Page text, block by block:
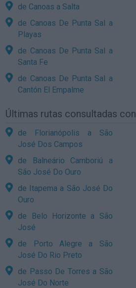
de Canoas a Salta
de Canoas De Punta Sal a
Playas
de Canoas De Punta Sal a
Santa Fe
de Canoas De Punta Sal a
Cantón El Empalme
Últimas rutas consultadas
de Florianópolis a São
José Dos Campos
de Balneário Camboriú a
São José Do Ouro
de Itapema a São José Do
Ouro
de Belo Horizonte a São
José
de Porto Alegre a São
José Do Rio Preto
de Passo De Torres a São
José Do Norte